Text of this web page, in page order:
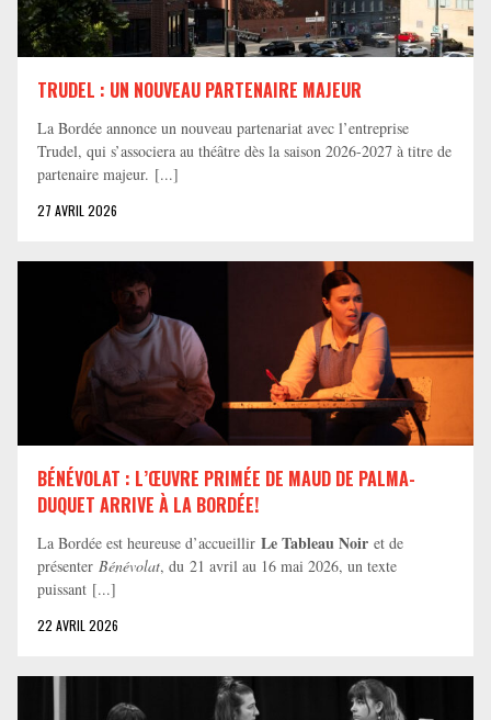
TRUDEL : UN NOUVEAU PARTENAIRE MAJEUR
La Bordée annonce un nouveau partenariat avec l’entreprise
Trudel, qui s’associera au théâtre dès la saison 2026-2027 à titre de
partenaire majeur. [...]
27 AVRIL 2026
BÉNÉVOLAT : L’ŒUVRE PRIMÉE DE MAUD DE PALMA-
DUQUET ARRIVE À LA BORDÉE!
La Bordée est heureuse d’accueillir Le Tableau Noir et de
présenter Bénévolat, du 21 avril au 16 mai 2026, un texte
puissant [...]
22 AVRIL 2026